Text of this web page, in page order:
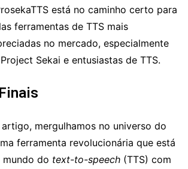
está no caminho certo para
ferramentas de TTS mais
no mercado, especialmente
Sekai e entusiastas de TTS.
mergulhamos no universo do
ferramenta revolucionária que está
do text-to-speech (TTS) com